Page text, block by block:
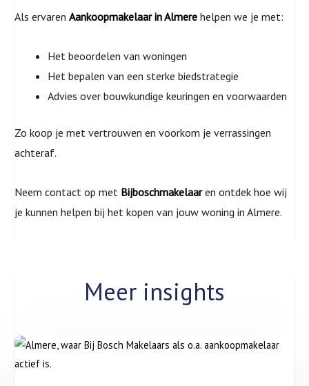
Als ervaren Aankoopmakelaar in Almere helpen we je met:
Het beoordelen van woningen
Het bepalen van een sterke biedstrategie
Advies over bouwkundige keuringen en voorwaarden
Zo koop je met vertrouwen en voorkom je verrassingen
achteraf.
Neem contact op met Bijboschmakelaaren ontdek hoe wij
je kunnen helpen bij het kopen van jouw woning in Almere.
Meer insights